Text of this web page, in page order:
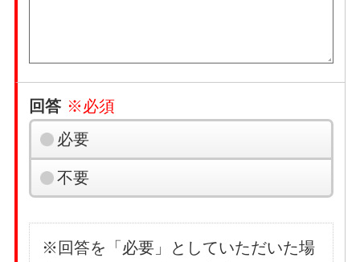
回答 ※必須
必要
不要
※回答を「必要」としていただいた場